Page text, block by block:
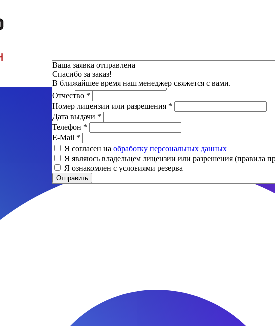
Зарезервировать
Фамилия*
Имя*
Отчество *
Номер лицензии или разрешения *
Дата выдачи *
Телефон *
E-Mail *
Я согласен на обработку персональных данных
Я являюсь владельцем лицензии или разрешения (правила
Я ознакомлен с условиями резерва
Отправить
Ваша заявка отправлена
Спасибо за заказ!
В ближайшее время наш менеджер свяжется с вами.